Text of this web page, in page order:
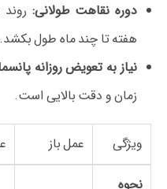
دوره نقاهت طولانی:
هفته تا چند ماه طول بکشد.
نیاز به تعویض روزانه
زمان و دقت بالایی است.
ویژگی عمل باز
نحوه